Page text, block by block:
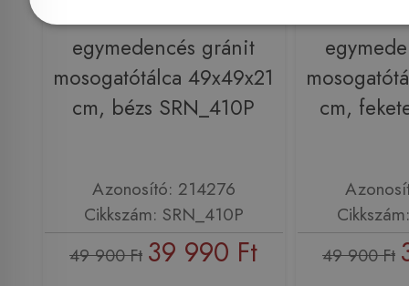
Kuchinox Paulo
egymedencés gránit
mosogatótálca 49x49x21
cm, bézs SRN_410P
Azonosító: 214276
Cikkszám: SRN_410P
49 900 Ft 39 990 Ft
cm,
49 900 Ft